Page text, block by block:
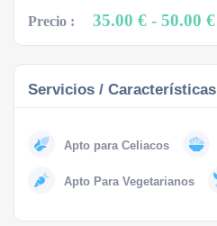
Precio : 35.00 € - 50.00 €
Servicios / Características
Apto para Celiacos
Apto Para Vegetarianos